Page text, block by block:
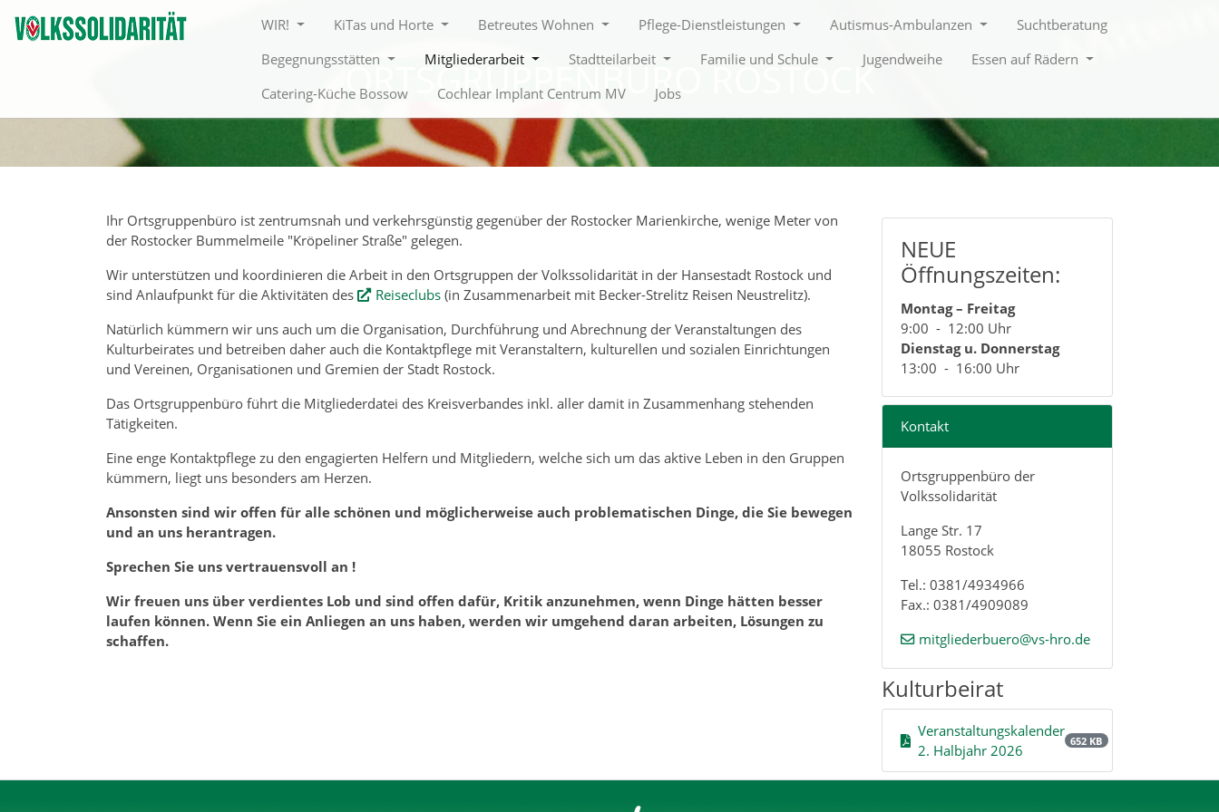
Direkt zur Hauptnavigation springen
WIR!
KiTas und Horte Betreutes Wohnen Pflege-Dienstleistungen Autismus-Ambulanzen
Suchtberatung
Begegnungsstätten
Mitgliederarbeit Stadtteilarbeit Familie und Schule Jugendweihe
Essen auf Rädern
Catering-Küche Bossow
Cochlear Implant Centrum MV Jobs
ORTSGRUPPENBÜRO ROSTOCK
Ihr Ortsgruppenbüro ist zentrumsnah und verkehrsgünstig gegenüber der Rostocker Marienkirche, wenige Meter von
der Rostocker Bummelmeile "Kröpeliner Straße" gelegen.
Wir unterstützen und koordinieren die Arbeit in den Ortsgruppen der Volkssolidarität in der Hansestadt Rostock und
sind Anlaufpunkt für die Aktivitäten des
Reiseclubs(in Zusammenarbeit mit Becker-Strelitz Reisen Neustrelitz).
Natürlich kümmern wir uns auch um die Organisation, Durchführung und Abrechnung der Veranstaltungen des
Kulturbeirates und betreiben daher auch die Kontaktpflege mit Veranstaltern, kulturellen und sozialen Einrichtungen
und Vereinen, Organisationen und Gremien der Stadt Rostock.
Das Ortsgruppenbüro führt die Mitgliederdatei des Kreisverbandes inkl. aller damit in Zusammenhang stehenden
Tätigkeiten.
Eine enge Kontaktpflege zu den engagierten Helfern und Mitgliedern, welche sich um das aktive Leben in den Gruppen
kümmern, liegt uns besonders am Herzen.
Ansonsten sind wir offen für alle schönen und möglicherweise auch problematischen Dinge, die Sie bewegen
und an uns herantragen.
Sprechen Sie uns vertrauensvoll an !
Wir freuen uns über verdientes Lob und sind offen dafür, Kritik anzunehmen, wenn Dinge hätten besser
laufen können. Wenn Sie ein Anliegen an uns haben, werden wir umgehend daran arbeiten, Lösungen zu
schaffen.
NEUE
Öffnungszeiten:
Montag – Freitag
9:00 - 12:00 Uhr
Dienstag u. Donnerstag
13:00 - 16:00 Uhr
Kontakt
Ortsgruppenbüro der
Volkssolidarität
Lange Str. 17
18055 Rostock
Tel.: 0381/4934966
Fax.: 0381/4909089
mitgliederbuero@vs-hro.de
Kulturbeirat
Veranstaltungskalender
2. Halbjahr 2026
652 KB